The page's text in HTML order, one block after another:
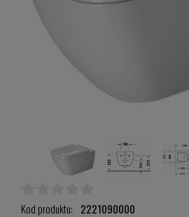
Kod produktu: 2221090000